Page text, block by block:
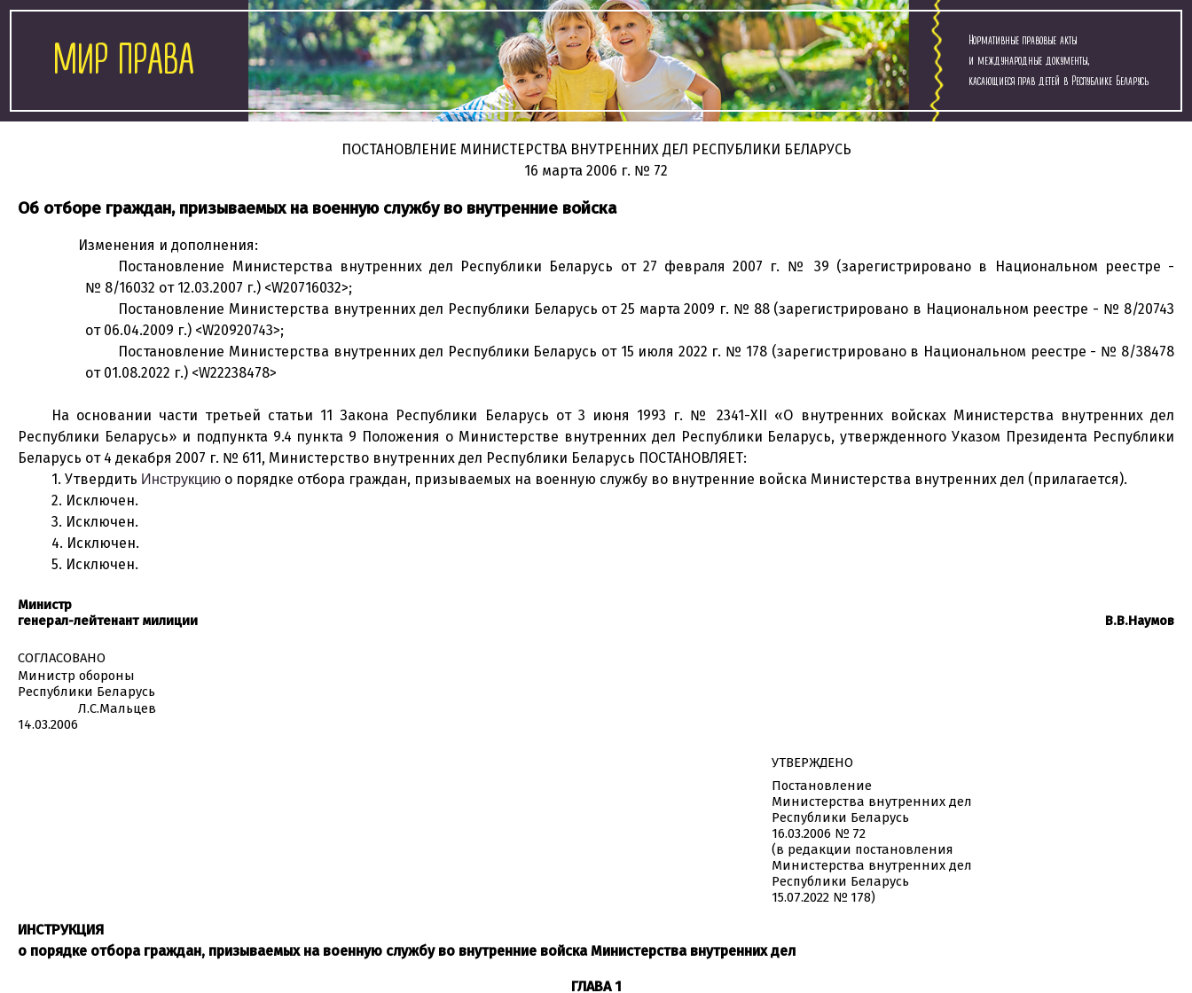
МИР ПРАВА
Нормативные правовые акты
и международные документы,
касающиеся прав детей в Республике Беларусь
ПОСТАНОВЛЕНИЕ МИНИСТЕРСТВА ВНУТРЕННИХ ДЕЛ РЕСПУБЛИКИ БЕЛАРУСЬ
16 марта 2006 г. № 72
Об отборе граждан, призываемых на военную службу во внутренние войска
Изменения и дополнения:
Постановление Министерства внутренних дел Республики Беларусь от 27 февраля 2007 г. № 39 (зарегистрировано в Национальном реестре -
№ 8/16032 от 12.03.2007 г.) <W20716032>;
Постановление Министерства внутренних дел Республики Беларусь от 25 марта 2009 г. № 88 (зарегистрировано в Национальном реестре - № 8/20743
от 06.04.2009 г.) <W20920743>;
Постановление Министерства внутренних дел Республики Беларусь от 15 июля 2022 г. № 178 (зарегистрировано в Национальном реестре - № 8/38478
от 01.08.2022 г.) <W22238478>
На основании части третьей статьи 11 Закона Республики Беларусь от 3 июня 1993 г. № 2341-XII «О внутренних войсках Министерства внутренних дел
Республики Беларусь» и подпункта 9.4 пункта 9 Положения о Министерстве внутренних дел Республики Беларусь, утвержденного Указом Президента Республики
Беларусь от 4 декабря 2007 г. № 611, Министерство внутренних дел Республики Беларусь ПОСТАНОВЛЯЕТ:
1. Утвердить Инструкциюо порядке отбора граждан, призываемых на военную службу во внутренние войска Министерства внутренних дел (прилагается).
2. Исключен.
3. Исключен.
4. Исключен.
5. Исключен.
Министр
генерал-лейтенант милиции
В.В.Наумов
СОГЛАСОВАНО
Министр обороны
Республики Беларусь
Л.С.Мальцев
14.03.2006
УТВЕРЖДЕНО
Постановление
Министерства внутренних дел
Республики Беларусь
16.03.2006 № 72
(в редакции постановления
Министерства внутренних дел
Республики Беларусь
15.07.2022 № 178)
ИНСТРУКЦИЯ
о порядке отбора граждан, призываемых на военную службу во внутренние войска Министерства внутренних дел
ГЛАВА 1